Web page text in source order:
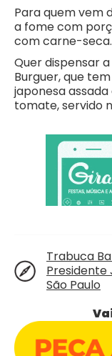
Para quem vem
a fome com
com carne-seca.
Quer dispensar
Burguer, que
japonesa
tomate, servido
Trabuca
Presidente
São Paulo